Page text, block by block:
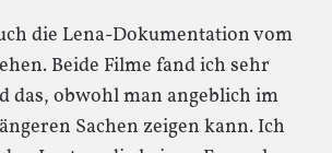
die Lena-Dokumentation vom
Beide Filme fand ich sehr
das, obwohl man angeblich im
Sachen zeigen kann. Ich